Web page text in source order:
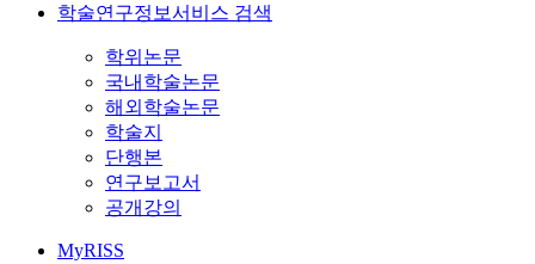
학술연구정보서비스 검색
학위논문
국내학술논문
해외학술논문
학술지
단행본
연구보고서
공개강의
MyRISS